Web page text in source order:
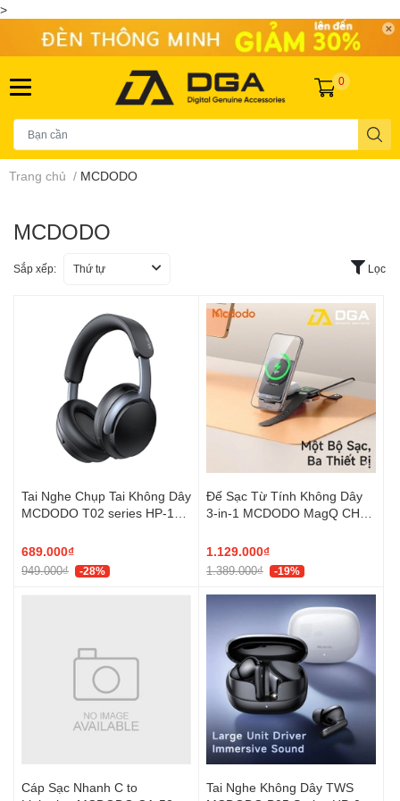
>
0
Trang chủ / MCDODO
MCDODO
Sắp xếp: Thứ tự Lọc
Tai Nghe Chụp Tai Không Dây
MCDODO T02 series HP-142
40mm super-magnetic
diaphragm, with USB-C Audio
Port, Powerful Bass)
689.000₫
949.000₫ -28%
Đế Sạc Từ Tính Không Dây
3-in-1 MCDODO MagQ CH-
Cooling Modules)
1.129.000₫
1.389.000₫ -19%
Cáp Sạc Nhanh C to
Tai Nghe Không Dây TWS